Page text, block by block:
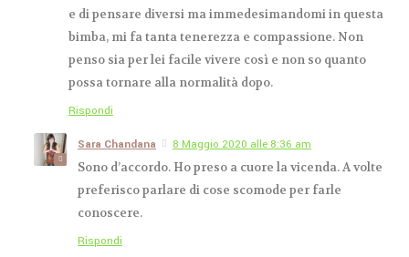
e di pensare diversi ma immedesimandomi in questa
bimba, mi fa tanta tenerezza e compassione. Non
penso sia per lei facile vivere così e non so quanto
possa tornare alla normalità dopo.
Rispondi
Sara Chandana
8 Maggio 2020 alle 8:36 am
Sono d’accordo. Ho preso a cuore la vicenda. A volte
preferisco parlare di cose scomode per farle
conoscere.
Rispondi